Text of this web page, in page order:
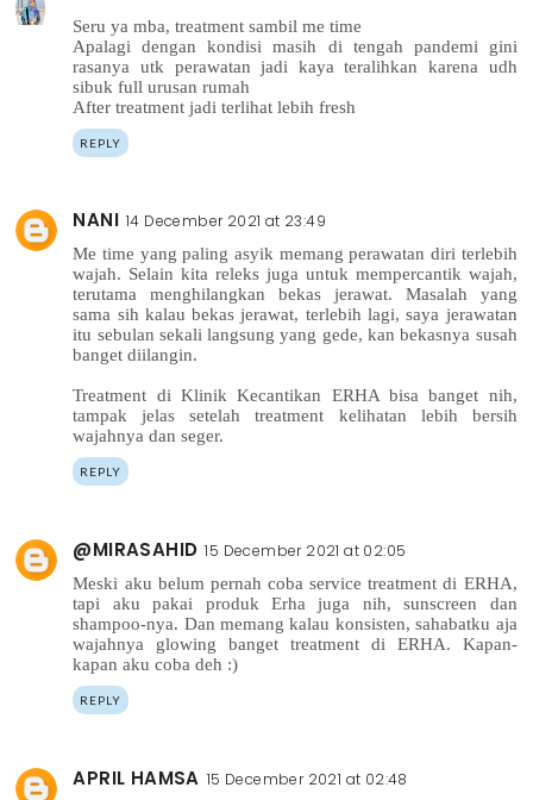
Seru ya mba, treatment sambil me time
Apalagi dengan kondisi masih di tengah pandemi gini
rasanya utk perawatan jadi kaya teralihkan karena udh
sibuk full urusan rumah
After treatment jadi terlihat lebih fresh
REPLY
NANI 14 December 2021 at 23:49
Me time yang paling asyik memang perawatan diri terlebih
wajah. Selain kita releks juga untuk mempercantik wajah,
terutama menghilangkan bekas jerawat. Masalah yang
sama sih kalau bekas jerawat, terlebih lagi, saya jerawatan
itu sebulan sekali langsung yang gede, kan bekasnya susah
banget diilangin.
Treatment di Klinik Kecantikan ERHA bisa banget nih,
tampak jelas setelah treatment kelihatan lebih bersih
wajahnya dan seger.
REPLY
@MIRASAHID 15 December 2021 at 02:05
Meski aku belum pernah coba service treatment di ERHA,
tapi aku pakai produk Erha juga nih, sunscreen dan
shampoo-nya. Dan memang kalau konsisten, sahabatku aja
wajahnya glowing banget treatment di ERHA. Kapan-
kapan aku coba deh :)
REPLY
APRIL HAMSA 15 December 2021 at 02:48